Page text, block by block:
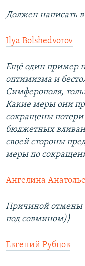
Должен написать
Ilya Bolshedvorov
Ещё один пример
оптимизма и
Симферополя,
Какие меры они
сокращены потери
бюджетных
своей стороны
меры по
Ангелина
Причиной отмены
под совмином))
Евгений Рубцов